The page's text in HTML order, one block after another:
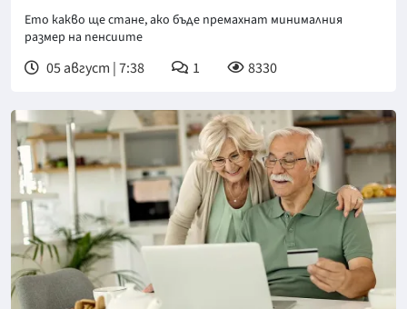
Ето какво ще стане, ако бъде премахнат минималния
размер на пенсиите
05 август | 7:38 1 8330